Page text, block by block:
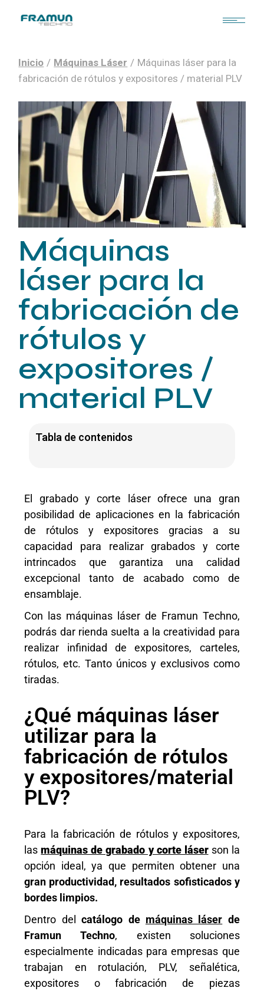
Inicio Máquinas Láser
Máquinas láser para la
fabricación de rótulos y expositores / material PLV
Máquinas
láser para la
fabricación de
rótulos y
expositores /
material PLV
Tabla de contenidos
El grabado y corte láser ofrece una gran
posibilidad de aplicaciones en la fabricación
de rótulos y expositores gracias a su
capacidad para realizar grabados y corte
intrincados que garantiza una calidad
excepcional tanto de acabado como de
ensamblaje.
Con las máquinas láser de Framun Techno,
podrás dar rienda suelta a la creatividad para
realizar infinidad de expositores, carteles,
rótulos, etc. Tanto únicos y exclusivos como
tiradas.
¿Qué máquinas láser
utilizar para la
fabricación de rótulos
y expositores/material
PLV?
Para la fabricación de rótulos y expositores,
las máquinas de grabado y corte láserson la
opción ideal, ya que permiten obtener una
gran productividad, resultados sofisticados y
bordes limpios.
Dentro delcatálogo de máquinas láser de
Framun Techno, existen soluciones
especialmente indicadas para empresas que
trabajan en rotulación, PLV, señalética,
expositores o fabricación de piezas